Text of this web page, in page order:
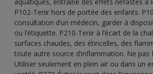
P102-Tenir hors de portée des enfants.
consultation d’un médecin, garder à
ou l’étiquette. P210-Tenir à l’écart de la
surfaces chaudes, des étincelles, des
toute autre source d’inflammation. Ne pas
Utiliser seulement en plein air ou dans un